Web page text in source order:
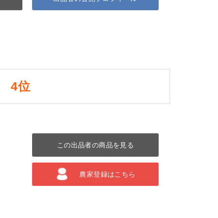
4位
この出品者の商品を見る
農家登録はこちら